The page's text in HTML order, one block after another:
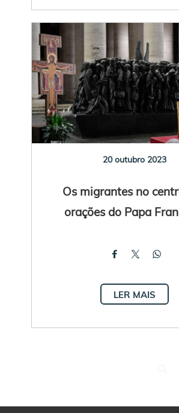
20 outubro 2023
Os migrantes no
orações do Papa
LER MAIS